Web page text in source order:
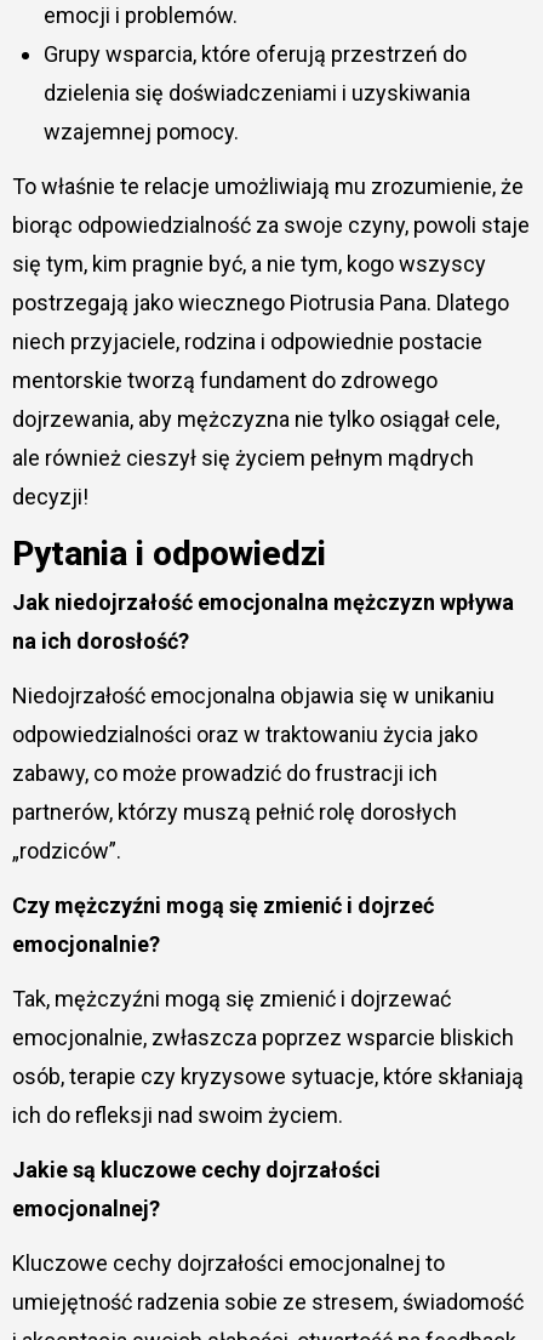
emocji i problemów.
Grupy wsparcia, które oferują przestrzeń do
dzielenia się doświadczeniami i uzyskiwania
wzajemnej pomocy.
To właśnie te relacje umożliwiają mu zrozumienie, że
biorąc odpowiedzialność za swoje czyny, powoli staje
się tym, kim pragnie być, a nie tym, kogo wszyscy
postrzegają jako wiecznego Piotrusia Pana. Dlatego
niech przyjaciele, rodzina i odpowiednie postacie
mentorskie tworzą fundament do zdrowego
dojrzewania, aby mężczyzna nie tylko osiągał cele,
ale również cieszył się życiem pełnym mądrych
decyzji!
Pytania i odpowiedzi
Jak niedojrzałość emocjonalna mężczyzn wpływa
na ich dorosłość?
Niedojrzałość emocjonalna objawia się w unikaniu
odpowiedzialności oraz w traktowaniu życia jako
zabawy, co może prowadzić do frustracji ich
partnerów, którzy muszą pełnić rolę dorosłych
„rodziców”.
Czy mężczyźni mogą się zmienić i dojrzeć
emocjonalnie?
Tak, mężczyźni mogą się zmienić i dojrzewać
emocjonalnie, zwłaszcza poprzez wsparcie bliskich
osób, terapie czy kryzysowe sytuacje, które skłaniają
ich do refleksji nad swoim życiem.
Jakie są kluczowe cechy dojrzałości
emocjonalnej?
Kluczowe cechy dojrzałości emocjonalnej to
umiejętność radzenia sobie ze stresem, świadomość